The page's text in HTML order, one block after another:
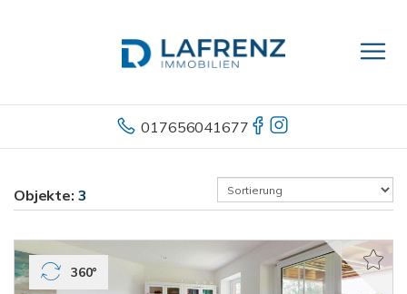
017656041677
Objekte: 3
360°